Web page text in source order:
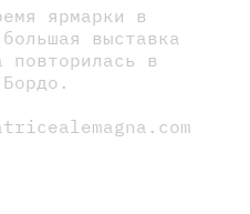
ярмарки в
выставка
повторилась в
Бордо.